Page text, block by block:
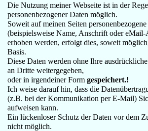
Die Nutzung meiner Webseite ist in der
personenbezogener Daten möglich.
Soweit auf meinen Seiten
(beispielsweise Name, Anschrift oder eMail-
erhoben werden, erfolgt dies, soweit
Basis.
Diese Daten werden ohne Ihre
an Dritte weitergegeben,
oder in irgendeiner Formgespeichert.!
Ich weise darauf hin, dass die
(z.B. bei der Kommunikation per E-Mail)
aufweisen kann.
Ein lückenloser Schutz der Daten vor dem
nicht möglich.